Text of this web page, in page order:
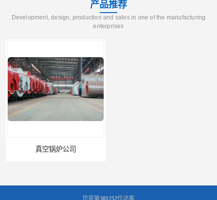
产品推荐
Development, design, production and sales in one of the manufacturing
enterprises
真空锅炉公司
您是第301252位访客